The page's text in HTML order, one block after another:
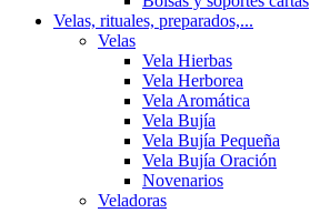
Velas, rituales, preparados,...
Velas
Vela Hierbas
Vela Herborea
Vela Aromática
Vela Bujía
Vela Bujía Pequeña
Vela Bujía Oración
Novenarios
Veladoras